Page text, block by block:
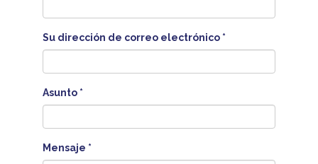
Su dirección de correo electrónico *
Asunto *
Mensaje *